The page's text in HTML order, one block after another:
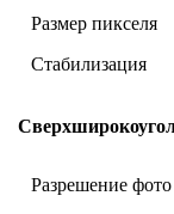
Размер пикселя
Стабилизация
Разрешение фото